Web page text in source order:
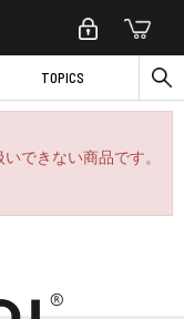
TOPICS
できない商品です。